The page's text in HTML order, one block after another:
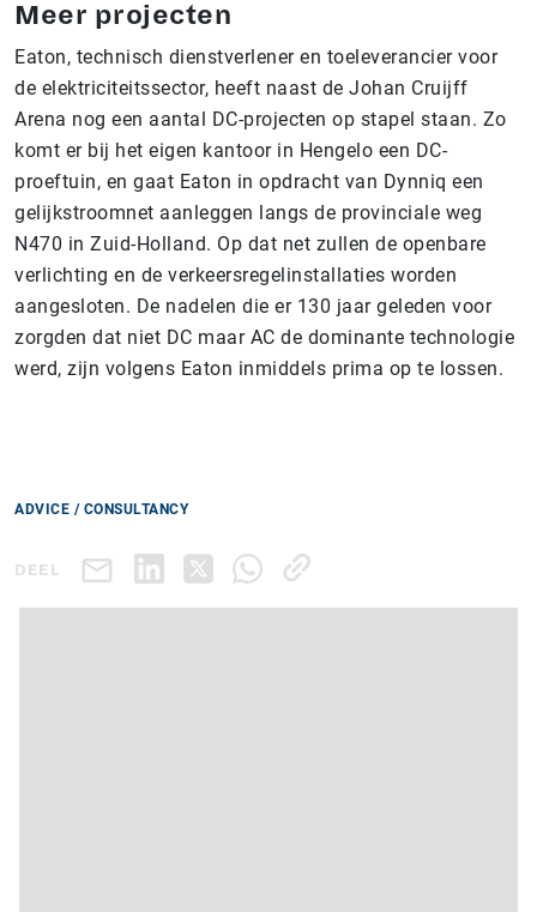
Meer projecten
Eaton, technisch dienstverlener en toeleverancier voor
de elektriciteitssector, heeft naast de Johan Cruijff
Arena nog een aantal DC-projecten op stapel staan. Zo
komt er bij het eigen kantoor in Hengelo een DC-
proeftuin, en gaat Eaton in opdracht van Dynniq een
gelijkstroomnet aanleggen langs de provinciale weg
N470 in Zuid-Holland. Op dat net zullen de openbare
verlichting en de verkeersregelinstallaties worden
aangesloten. De nadelen die er 130 jaar geleden voor
zorgden dat niet DC maar AC de dominante technologie
werd, zijn volgens Eaton inmiddels prima op te lossen.
ADVICE / CONSULTANCY
DEEL